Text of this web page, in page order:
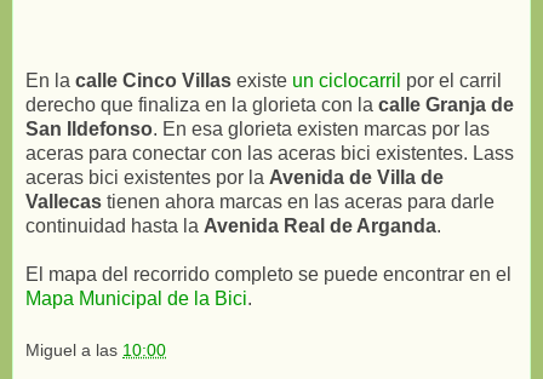
En la calle Cinco Villas existe un ciclocarril por el carril
derecho que finaliza en la glorieta con la calle Granja de
San Ildefonso. En esa glorieta existen marcas por las
aceras para conectar con las aceras bici existentes. Lass
aceras bici existentes por la Avenida de Villa de
Vallecas tienen ahora marcas en las aceras para darle
continuidad hasta la Avenida Real de Arganda.
El mapa del recorrido completo se puede encontrar en el
Mapa Municipal de la Bici.
Miguel a las 10:00